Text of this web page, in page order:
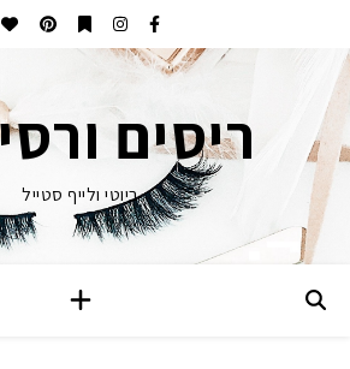
ריסים
ביוטי ולייף סטייל